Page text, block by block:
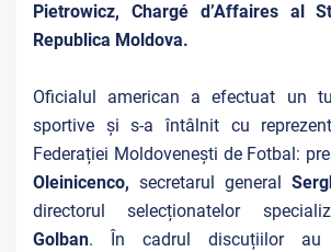
Pietrowicz, Chargé d’Affaires al
Republica Moldova.
Oficialul american a efectuat un
sportive și s-a întâlnit cu
Federației Moldovenești de Fotbal:
Oleinicenco, secretarul general
directorul selecționatelor
Golban. În cadrul discuțiilor au